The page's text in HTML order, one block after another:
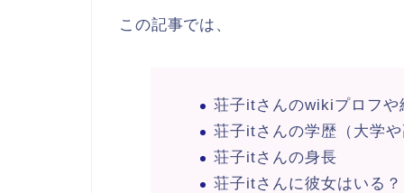
この記事では、
荘子itさんのwikiプロフや
荘子itさんの学歴（大学や
荘子itさんの身長
荘子itさんに彼女はいる？